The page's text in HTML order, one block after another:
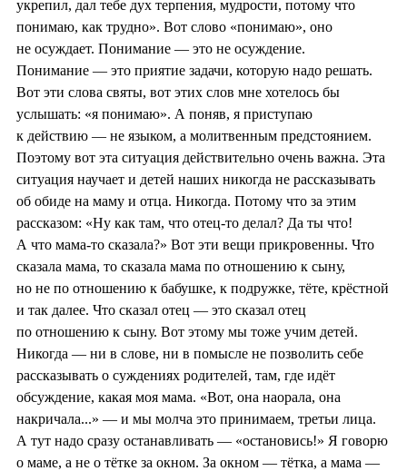
укрепил, дал тебе дух терпения, мудрости, потому что
понимаю, как трудно». Вот слово «понимаю», оно
не осуждает. Понимание — это не осуждение.
Понимание — это приятие задачи, которую надо решать.
Вот эти слова святы, вот этих слов мне хотелось бы
услышать: «я понимаю». А поняв, я приступаю
к действию — не языком, а молитвенным предстоянием.
Поэтому вот эта ситуация действительно очень важна. Эта
ситуация научает и детей наших никогда не рассказывать
об обиде на маму и отца. Никогда. Потому что за этим
рассказом: «Ну как там, что отец-то делал? Да ты что!
А что мама-то сказала?» Вот эти вещи прикровенны. Что
сказала мама, то сказала мама по отношению к сыну,
но не по отношению к бабушке, к подружке, тёте, крёстной
и так далее. Что сказал отец — это сказал отец
по отношению к сыну. Вот этому мы тоже учим детей.
Никогда — ни в слове, ни в помысле не позволить себе
рассказывать о суждениях родителей, там, где идёт
обсуждение, какая моя мама. «Вот, она наорала, она
накричала...» — и мы молча это принимаем, третьи лица.
А тут надо сразу останавливать — «остановись!» Я говорю
о маме, а не о тётке за окном. За окном — тётка, а мама —